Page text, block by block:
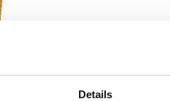
Details